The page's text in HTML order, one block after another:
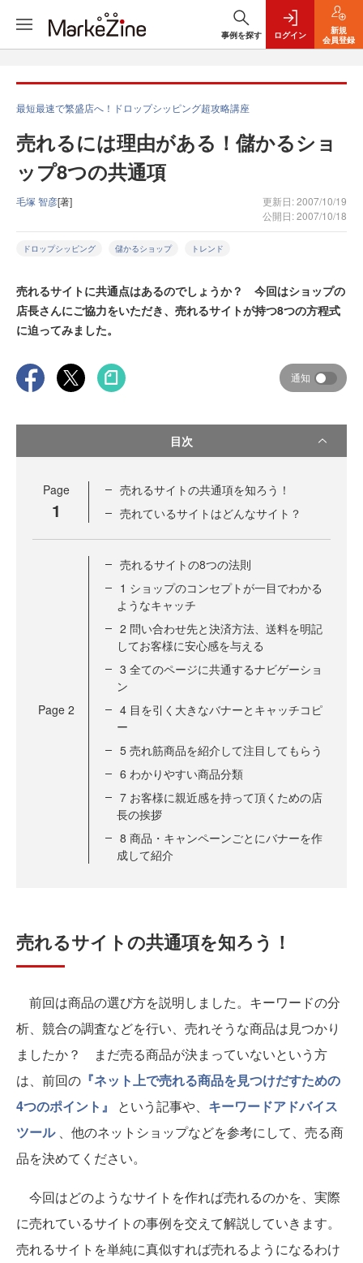
事例を探す ログイン
新規
会員登録
最短最速で繁盛店へ！ドロップシッピング超攻略講座
売れるには理由がある！儲かるショ
ップ8つの共通項
毛塚 智彦[著]
更新日: 2007/10/19
公開日: 2007/10/18
ドロップシッピング 儲かるショップ トレンド
売れるサイトに共通点はあるのでしょうか？ 今回はショップの
店長さんにご協力をいただき、売れるサイトが持つ8つの方程式
に迫ってみました。
通知
目次
Page
1
売れるサイトの共通項を知ろう！
売れているサイトはどんなサイト？
Page 2
売れるサイトの8つの法則
1 ショップのコンセプトが一目でわかる
ようなキャッチ
2 問い合わせ先と決済方法、送料を明記
してお客様に安心感を与える
3 全てのページに共通するナビゲーショ
ン
4 目を引く大きなバナーとキャッチコピ
ー
5 売れ筋商品を紹介して注目してもらう
6 わかりやすい商品分類
7 お客様に親近感を持って頂くための店
長の挨拶
8 商品・キャンペーンごとにバナーを作
成して紹介
売れるサイトの共通項を知ろう！
前回は商品の選び方を説明しました。キーワードの分
析、競合の調査などを行い、売れそうな商品は見つかり
ましたか？ まだ売る商品が決まっていないという方
は、前回の 『ネット上で売れる商品を見つけだすための
4つのポイント』
という記事や、 キーワードアドバイス
ツール、他のネットショップなどを参考にして、売る商
品を決めてください。
今回はどのようなサイトを作れば売れるのかを、実際
に売れているサイトの事例を交えて解説していきます。
売れるサイトを単純に真似すれば売れるようになるわけ